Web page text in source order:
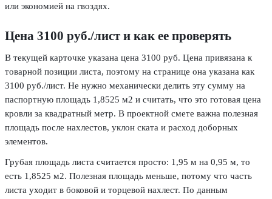
или экономией на гвоздях.
Цена 3100 руб./лист и как ее проверять
В текущей карточке указана цена 3100 руб. Цена привязана к
товарной позиции листа, поэтому на странице она указана как
3100 руб./лист. Не нужно механически делить эту сумму на
паспортную площадь 1,8525 м2 и считать, что это готовая цена
кровли за квадратный метр. В проектной смете важна полезная
площадь после нахлестов, уклон ската и расход доборных
элементов.
Грубая площадь листа считается просто: 1,95 м на 0,95 м, то
есть 1,8525 м2. Полезная площадь меньше, потому что часть
листа уходит в боковой и торцевой нахлест. По данным